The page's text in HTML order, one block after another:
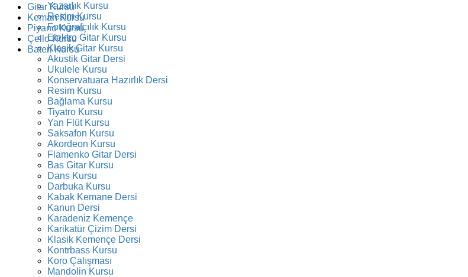
Yazarlık Kursu
Resim Kursu
Fotoğrafçılık Kursu
Elektro Gitar Kursu
Klasik Gitar Kursu
Akustik Gitar Dersi
Ukulele Kursu
Konservatuara Hazırlık Dersi
Resim Kursu
Bağlama Kursu
Tiyatro Kursu
Yan Flüt Kursu
Saksafon Kursu
Akordeon Kursu
Flamenko Gitar Dersi
Bas Gitar Kursu
Dans Kursu
Darbuka Kursu
Kabak Kemane Dersi
Kanun Dersi
Karadeniz Kemençe
Karikatür Çizim Dersi
Klasik Kemençe Dersi
Kontrbass Kursu
Koro Çalışması
Mandolin Kursu
Gitar Kursu
Keman Kursu
Piyano Kursu
Çello Kursu
Bateri Kursu